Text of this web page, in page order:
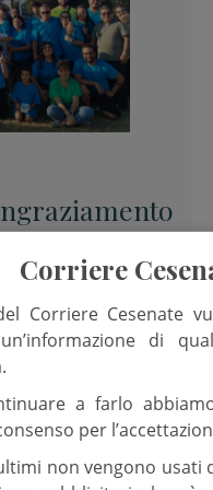
al
Corriere
Corriere Cesenate
di
a farlo
per
non vengono usati